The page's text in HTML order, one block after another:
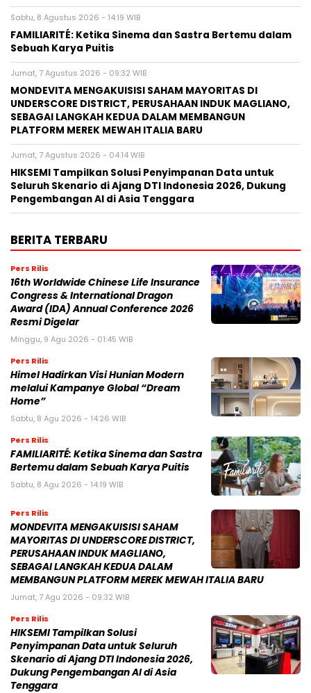
Sabtu, 8 Agustus 2026 - 14:19 WIB
FAMILIARITÉ: Ketika Sinema dan Sastra Bertemu dalam
Sebuah Karya Puitis
Jumat, 7 Agustus 2026 - 09:32 WIB
MONDEVITA MENGAKUISISI SAHAM MAYORITAS DI
UNDERSCORE DISTRICT, PERUSAHAAN INDUK MAGLIANO,
SEBAGAI LANGKAH KEDUA DALAM MEMBANGUN
PLATFORM MEREK MEWAH ITALIA BARU
Jumat, 7 Agustus 2026 - 04:14 WIB
HIKSEMI Tampilkan Solusi Penyimpanan Data untuk
Seluruh Skenario di Ajang DTI Indonesia 2026, Dukung
Pengembangan AI di Asia Tenggara
BERITA TERBARU
Pers Rilis
16th Worldwide Chinese Life Insurance
Congress & International Dragon
Award (IDA) Annual Conference 2026
Resmi Digelar
Minggu, 9 Agu 2026 - 01:45 WIB
Pers Rilis
Himel Hadirkan Visi Hunian Modern
melalui Kampanye Global “Dream
Home”
Sabtu, 8 Agu 2026 - 14:26 WIB
Pers Rilis
FAMILIARITÉ: Ketika Sinema dan Sastra
Bertemu dalam Sebuah Karya Puitis
Sabtu, 8 Agu 2026 - 14:19 WIB
Pers Rilis
MONDEVITA MENGAKUISISI SAHAM
MAYORITAS DI UNDERSCORE DISTRICT,
PERUSAHAAN INDUK MAGLIANO,
SEBAGAI LANGKAH KEDUA DALAM
MEMBANGUN PLATFORM MEREK MEWAH ITALIA BARU
Jumat, 7 Agu 2026 - 09:32 WIB
Pers Rilis
HIKSEMI Tampilkan Solusi
Penyimpanan Data untuk Seluruh
Skenario di Ajang DTI Indonesia 2026,
Dukung Pengembangan AI di Asia
Tenggara